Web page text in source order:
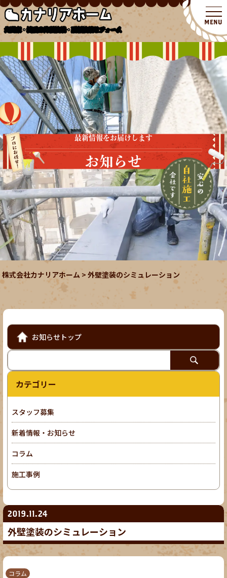
北関東・埼玉の外壁塗装・屋根塗装リフォーム
最新情報をお届けします
お知らせ
株式会社カナリアホーム >外壁塗装のシミュレーション
2019.11.24
外壁塗装のシミュレーション
コラム
お知らせトップ
カテゴリー
スタッフ募集
新着情報・お知らせ
コラム
施工事例